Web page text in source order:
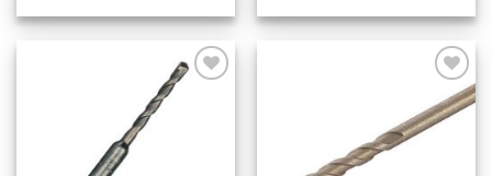
Dodaj
na
listu